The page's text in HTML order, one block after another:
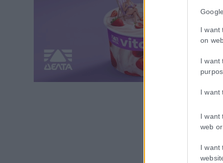
I want
on
I want
I want
I want
web
I want